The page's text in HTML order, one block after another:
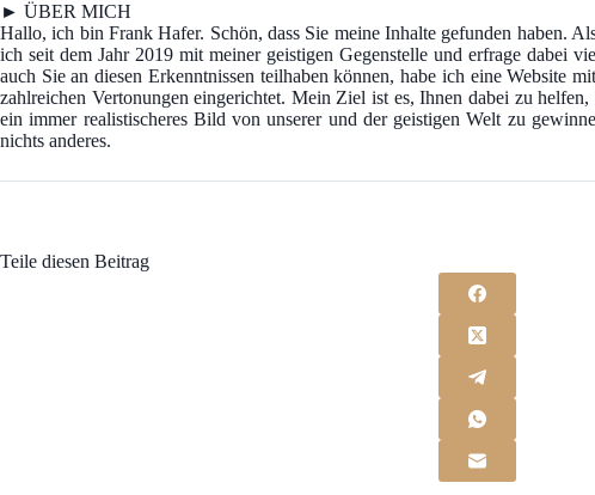
► ÜBER MICH
Hallo, ich bin Frank Hafer. Schön, dass Sie meine Inhalte gefunden haben.
ich seit dem Jahr 2019 mit meiner geistigen Gegenstelle und erfrage dabei
auch Sie an diesen Erkenntnissen teilhaben können, habe ich eine Website
zahlreichen Vertonungen eingerichtet. Mein Ziel ist es, Ihnen dabei zu
ein immer realistischeres Bild von unserer und der geistigen Welt zu
nichts anderes.
Teile diesen Beitrag